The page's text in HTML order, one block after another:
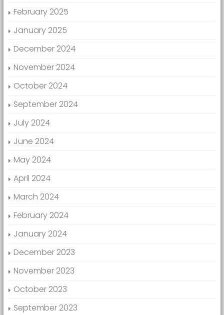
February 2025
January 2025
December 2024
November 2024
October 2024
September 2024
July 2024
June 2024
May 2024
April 2024
March 2024
February 2024
January 2024
December 2023
November 2023
October 2023
September 2023